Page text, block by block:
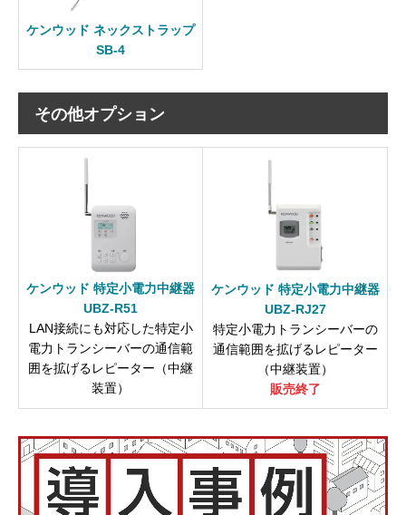
ケンウッド ネックストラップ
SB-4
その他オプション
ケンウッド 特定小電力中継器
UBZ-R51
LAN接続にも対応した特定小
電力トランシーバーの通信範
囲を拡げるレピーター（中継
装置）
ケンウッド 特定小電力中継器
UBZ-RJ27
特定小電力トランシーバーの
通信範囲を拡げるレピーター
（中継装置）
販売終了